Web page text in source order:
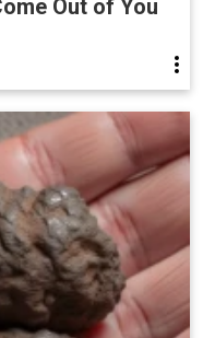
Out of You